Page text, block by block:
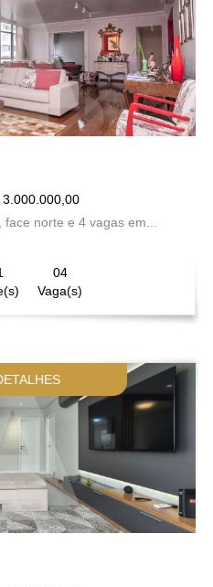
3.000.000,00
norte e 4 vagas em...
04
Vaga(s)